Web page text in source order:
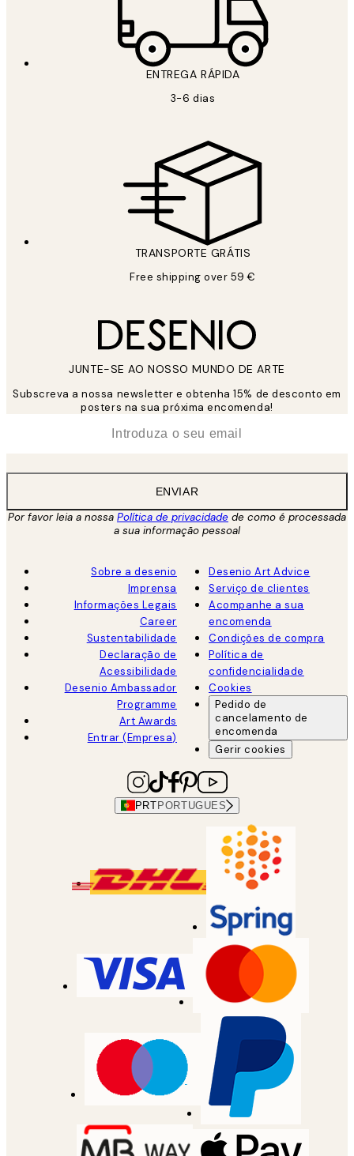
ENTREGA RÁPIDA
3-6 dias
TRANSPORTE GRÁTIS
Free shipping over 59 €
JUNTE-SE AO NOSSO MUNDO DE ARTE
Subscreva a nossa newsletter e obtenha 15% de desconto em
posters na sua próxima encomenda!
ENVIAR
Por favor leia a nossa Política de privacidade de como é processada
a sua informação pessoal
Sobre a desenio
Imprensa
Informações Legais
Career
Sustentabilidade
Declaração de
Acessibilidade
Desenio Ambassador
Programme
Art Awards
Entrar (Empresa)
Desenio Art Advice
Serviço de clientes
Acompanhe a sua
encomenda
Condições de compra
Política de
confidencialidade
Cookies
Pedido de
cancelamento de
encomenda
Gerir cookies
PRT PORTUGUES